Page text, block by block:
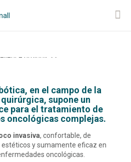
en el campo de la
supone un
para el tratamiento de
oncológicas complejas.
invasiva, confortable, de
y sumamente eficaz en
oncológicas.